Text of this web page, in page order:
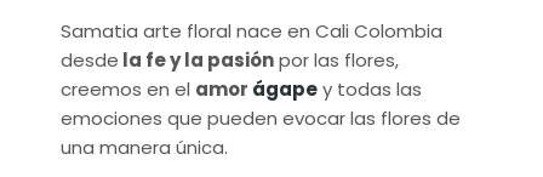
Samatia arte floral nace en Cali Colombia
desde la fe y la pasiónpor las flores,
creemos en el amor ágapey todas las
emociones que pueden evocar las flores de
una manera única.